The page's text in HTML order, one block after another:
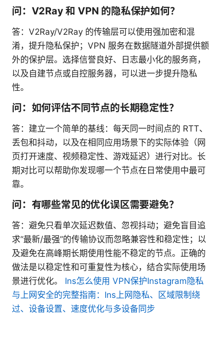
问：V2Ray 和 VPN 的隐私保护如何？
答：V2Ray/V2Ray 的传输层可以使用强加密和混
淆，提升隐私保护；VPN 服务在数据隧道外部提供额
外的保护层。选择信誉良好、日志最小化的服务商，
以及自建节点或自控服务器，可以进一步提升隐私
性。
问：如何评估不同节点的长期稳定性？
答：建立一个简单的基线：每天同一时间点的 RTT、
丢包和抖动，以及在相同应用场景下的实际体验（网
页打开速度、视频稳定性、游戏延迟）进行对比。长
期对比可以帮助你发现哪一个节点在日常使用中最可
靠。
问：有哪些常见的优化误区需要避免？
答：避免只看单次延迟数值、忽视抖动；避免盲目追
求“最新/最强”的传输协议而忽略兼容性和稳定性；以
及避免在高峰期长期使用性能不稳定的节点。正确的
做法是以稳定性和可重复性为核心，结合实际使用场
景进行优化。 Ins怎么使用 VPN保护Instagram隐私
与上网安全的完整指南：Ins上网隐私、区域限制绕
过、设备设置、速度优化与多设备同步